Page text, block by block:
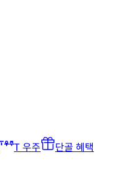
T 우주 단골 혜택